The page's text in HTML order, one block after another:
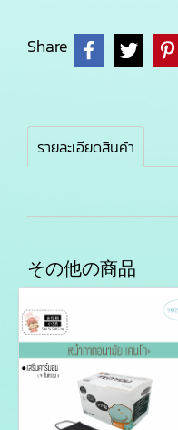
Share
รายละเอียดสินค้า
その他の商品